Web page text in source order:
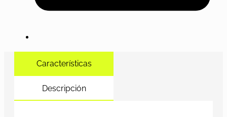
Características
Descripción